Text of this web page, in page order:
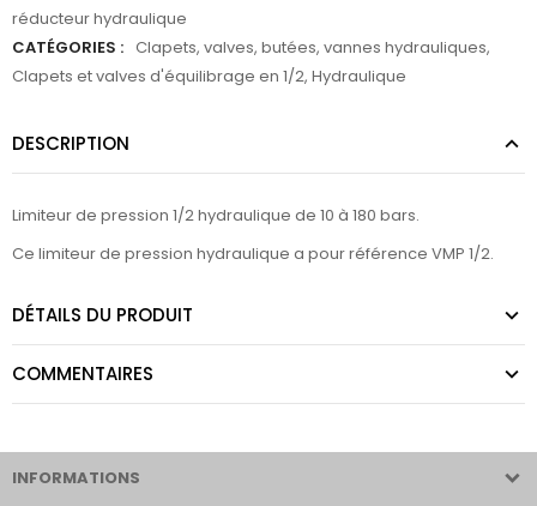
réducteur hydraulique
CATÉGORIES : Clapets, valves, butées, vannes hydrauliques,
Clapets et valves d'équilibrage en 1/2, Hydraulique
DESCRIPTION
Limiteur de pression 1/2 hydraulique de 10 à 180 bars.
Ce limiteur de pression hydraulique a pour référence VMP 1/2.
DÉTAILS DU PRODUIT
COMMENTAIRES
INFORMATIONS